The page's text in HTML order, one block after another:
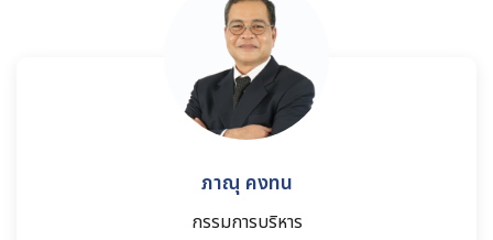
ภาณุ คงทน
กรรมการบริหาร